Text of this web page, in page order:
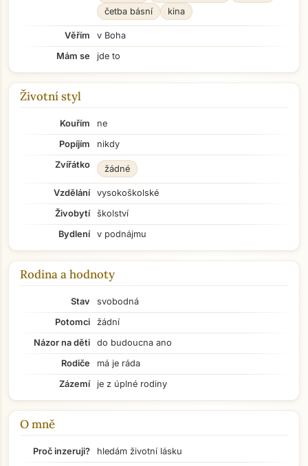
četba básní
kina
Věřím
v Boha
Mám se
jde to
Životní styl
Kouřím
ne
Popíjím
nikdy
Zvířátko
žádné
Vzdělání
vysokoškolské
Živobytí
školství
Bydlení
v podnájmu
Rodina a hodnoty
Stav
svobodná
Potomci
žádní
Názor na děti
do budoucna ano
Rodiče
má je ráda
Zázemí
je z úplné rodiny
O mně
Proč inzeruji?
hledám životní lásku